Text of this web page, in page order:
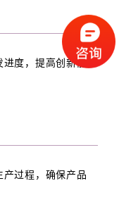
度，提高创新能
过程，确保产品